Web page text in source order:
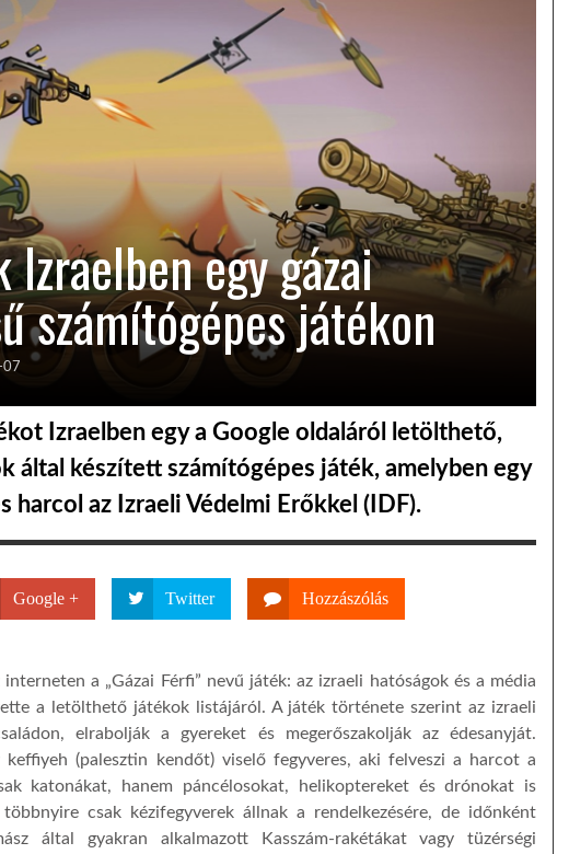
egy gázai
számítógépes játékon
07
Izraelben egy a Google oldaláról letölthető,
által készített számítógépes játék, amelyben egy
harcol az Izraeli Védelmi Erőkkel (IDF).
Google + Twitter Hozzászólás
a „Gázai Férfi” nevű játék: az izraeli hatóságok és a média
a letölthető játékok listájáról. A játék története szerint az izraeli
elrabolják a gyereket és megerőszakolják az édesanyját.
keffiyeh (palesztin kendőt) viselő fegyveres, aki felveszi a harcot a
katonákat, hanem páncélosokat, helikoptereket és drónokat is
csak kézifegyverek állnak a rendelkezésére, de időnként
által gyakran alkalmazott Kasszám-rakétákat vagy tüzérségi